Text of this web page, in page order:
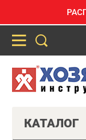
КАТАЛОГ